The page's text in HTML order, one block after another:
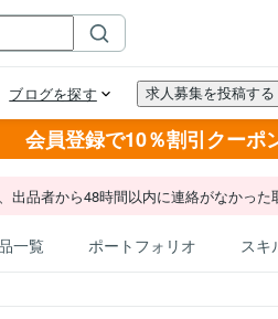
会員登録で10％割引クーポ
品者から48時間以内に連絡がなかった
一覧 ポートフォリオ スキ